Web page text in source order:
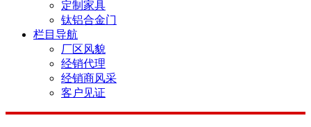
定制家具
钛铝合金门
栏目导航
厂区风貌
经销代理
经销商风采
客户见证